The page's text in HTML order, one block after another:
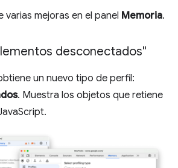
varias mejoras en el panel Memoria.
desconectados"
un nuevo tipo de perfil:
. Muestra los objetos que retiene